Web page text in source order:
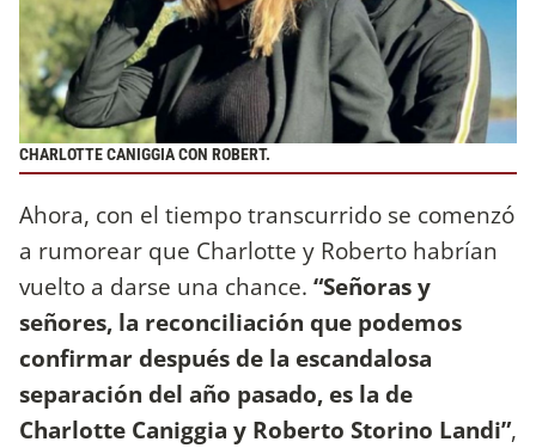
CHARLOTTE CANIGGIA CON ROBERT.
Ahora, con el tiempo transcurrido se comenzó
a rumorear que Charlotte y Roberto habrían
vuelto a darse una chance. “Señoras y
señores, la reconciliación que podemos
confirmar después de la escandalosa
separación del año pasado, es la de
Charlotte Caniggia y Roberto Storino Landi”,